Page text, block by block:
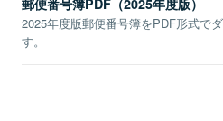
郵便番号簿PDF（2025年度版）
2025年度版郵便番号簿をPDF形式で
す。